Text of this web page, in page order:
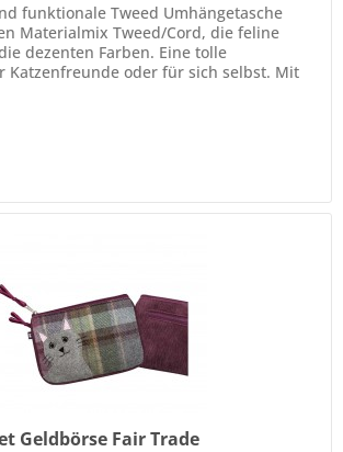
funktionale Tweed Umhängetasche
Materialmix Tweed/Cord, die feline
dezenten Farben. Eine tolle
Katzenfreunde oder für sich selbst. Mit
Geldbörse Fair Trade